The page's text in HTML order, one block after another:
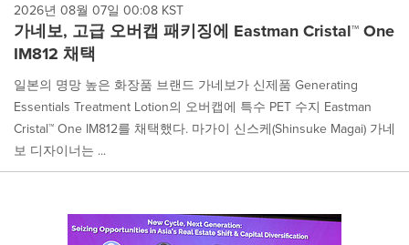
2026년 08월 07일 00:08 KST
가네보, 고급 오버캡 패키징에 Eastman Cristal™ One
IM812 채택
일본의 명망 높은 화장품 브랜드 가네보가 신제품 Generating
Essentials Treatment Lotion의 오버캡에 특수 PET 수지 Eastman
Cristal™ One IM812를 채택했다. 마가이 신스케(Shinsuke Magai) 가네
보 디자이너는 ...